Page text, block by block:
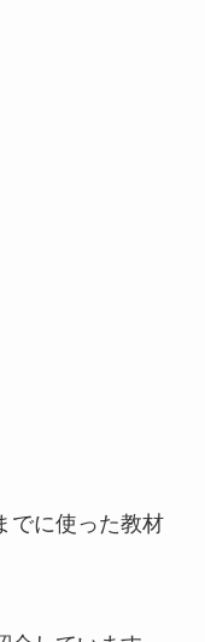
でに使った教材